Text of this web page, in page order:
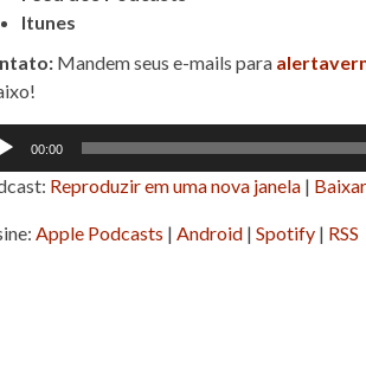
Itunes
Mandem seus e-mails para
00:00
Reproduzir em uma nova janela | Baixar
Apple Podcasts | Android | Spotify | RSS